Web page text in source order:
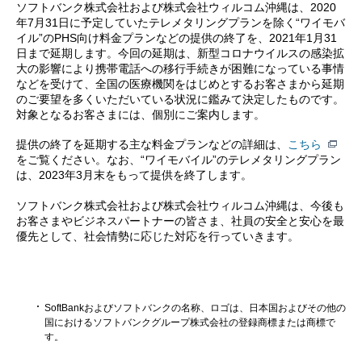
ソフトバンク株式会社および株式会社ウィルコム沖縄は、2020
年7月31日に予定していたテレメタリングプランを除く“ワイモバ
イル”のPHS向け料金プランなどの提供の終了を、2021年1月31
日まで延期します。今回の延期は、新型コロナウイルスの感染拡
大の影響により携帯電話への移行手続きが困難になっている事情
などを受けて、全国の医療機関をはじめとするお客さまから延期
のご要望を多くいただいている状況に鑑みて決定したものです。
対象となるお客さまには、個別にご案内します。
提供の終了を延期する主な料金プランなどの詳細は、
こちら
をご覧ください。なお、“ワイモバイル”のテレメタリングプラン
は、2023年3月末をもって提供を終了します。
ソフトバンク株式会社および株式会社ウィルコム沖縄は、今後も
お客さまやビジネスパートナーの皆さま、社員の安全と安心を最
優先として、社会情勢に応じた対応を行っていきます。
SoftBankおよびソフトバンクの名称、ロゴは、日本国およびその他の
国におけるソフトバンクグループ株式会社の登録商標または商標で
す。